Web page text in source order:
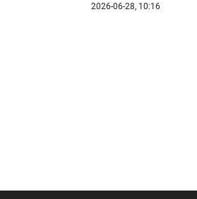
2026-06-28, 10:16